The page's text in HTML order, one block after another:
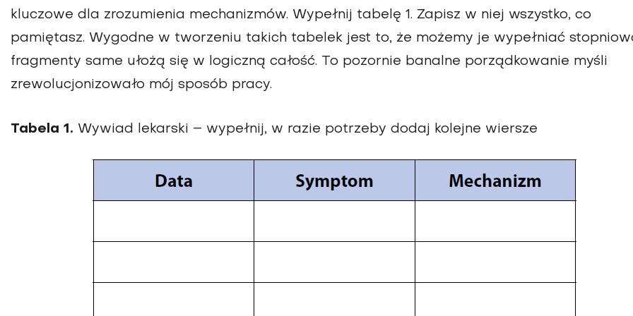
kluczowe dla zrozumienia mechanizmów. Wypełnij tabelę 1. Zapisz w niej wszystko, co
pamiętasz. Wygodne w tworzeniu takich tabelek jest to, że możemy je wypełniać
fragmenty same ułożą się w logiczną całość. To pozornie banalne porządkowanie myśli
zrewolucjonizowało mój sposób pracy.
Tabela 1. Wywiad lekarski – wypełnij, w razie potrzeby dodaj kolejne wiersze